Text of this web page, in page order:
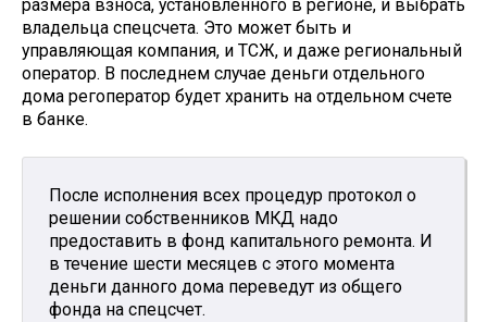
размера взноса, установленного в регионе, и выбрать
владельца спецсчета. Это может быть и
управляющая компания, и ТСЖ, и даже региональный
оператор. В последнем случае деньги отдельного
дома регоператор будет хранить на отдельном счете
в банке.
После исполнения всех процедур протокол о
решении собственников МКД надо
предоставить в фонд капитального ремонта. И
в течение шести месяцев с этого момента
деньги данного дома переведут из общего
фонда на спецсчет.